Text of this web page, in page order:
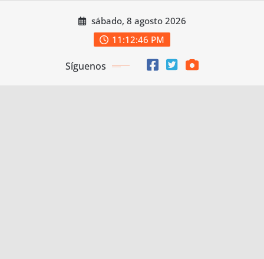
sábado, 8 agosto 2026
11:12:47 PM
Síguenos